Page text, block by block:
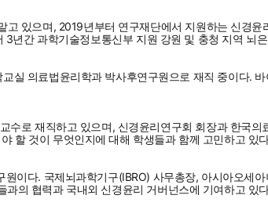
있으며, 2019년부터 연구재단에서 지원하는 신경윤
년간 과학기술정보통신부 지원 강원 및 충청 지역 뇌
실 의료법윤리학과 박사후연구원으로 재직 중이다.
로 재직하고 있으며, 신경윤리연구회 회장과 한국의
할 것이 무엇인지에 대해 학생들과 함께 고민하고 있
이다. 국제뇌과학기구(IBRO) 사무총장, 아시아오세
의 협력과 국내외 신경윤리 거버넌스에 기여하고 있